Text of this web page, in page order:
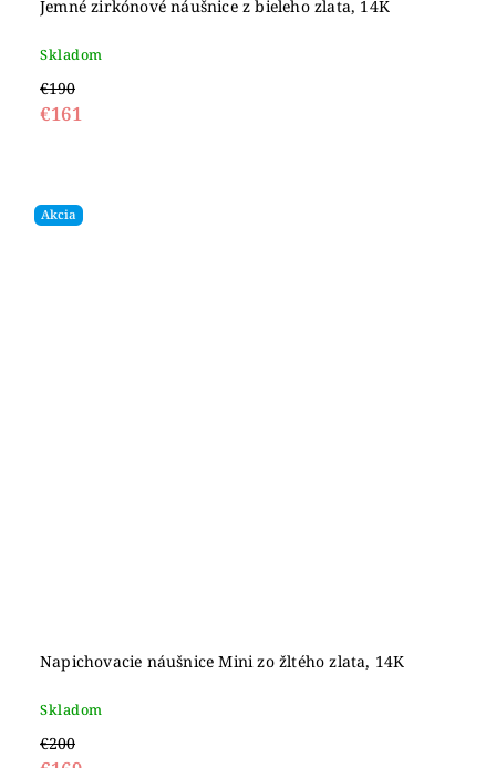
Jemné zirkónové náušnice z bieleho zlata, 14K
Skladom
€190
€161
Akcia
Napichovacie náušnice Mini zo žltého zlata, 14K
Skladom
€200